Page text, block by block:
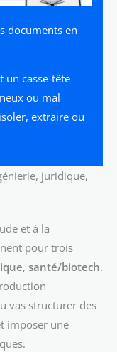
documents en
un casse-tête
ou mal
extraire ou
juridique,
et à la
pour trois
, santé/biotech.
vas structurer des
imposer une